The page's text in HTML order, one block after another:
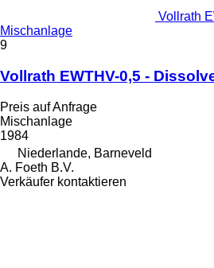
Vollrath
Mischanlage
9
Vollrath EWTHV-0,5 -
Preis auf Anfrage
Mischanlage
1984
Niederlande, Barneveld
A. Foeth B.V.
Verkäufer kontaktieren